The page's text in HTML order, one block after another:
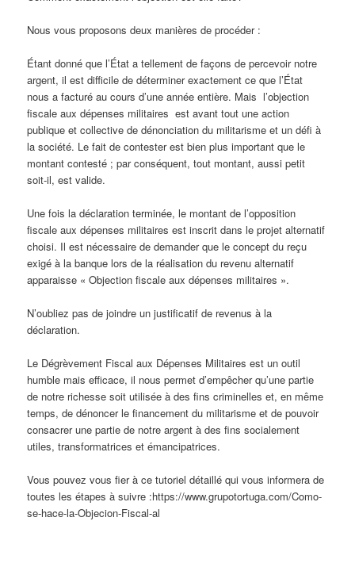
Nous vous proposons deux manières de procéder :
Étant donné que l’État a tellement de façons de percevoir notre
argent, il est difficile de déterminer exactement ce que l’État
nous a facturé au cours d’une année entière. Mais l’objection
fiscale aux dépenses militaires est avant tout une action
publique et collective de dénonciation du militarisme et un défi à
la société. Le fait de contester est bien plus important que le
montant contesté ; par conséquent, tout montant, aussi petit
soit-il, est valide.
Une fois la déclaration terminée, le montant de l’opposition
fiscale aux dépenses militaires est inscrit dans le projet alternatif
choisi. Il est nécessaire de demander que le concept du reçu
exigé à la banque lors de la réalisation du revenu alternatif
apparaisse « Objection fiscale aux dépenses militaires ».
N’oubliez pas de joindre un justificatif de revenus à la
déclaration.
Le Dégrèvement Fiscal aux Dépenses Militaires est un outil
humble mais efficace, il nous permet d’empêcher qu’une partie
de notre richesse soit utilisée à des fins criminelles et, en même
temps, de dénoncer le financement du militarisme et de pouvoir
consacrer une partie de notre argent à des fins socialement
utiles, transformatrices et émancipatrices.
Vous pouvez vous fier à ce tutoriel détaillé qui vous informera de
toutes les étapes à suivre :https://www.grupotortuga.com/Como-
se-hace-la-Objecion-Fiscal-al